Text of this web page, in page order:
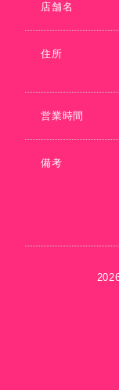
店舗名
住所
営業時間
備考